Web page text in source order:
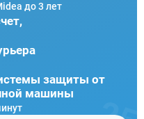
до 3 лет
защиты от
машины